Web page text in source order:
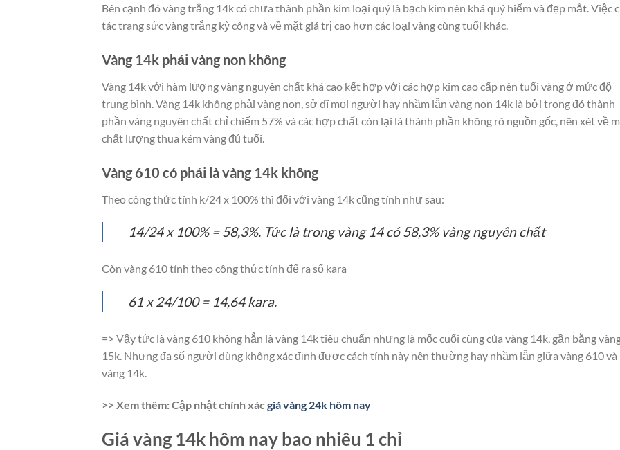
Bên cạnh đó vàng trắng 14k có chưa thành phần kim loại quý là bạch kim nên khá quý hiếm và đẹp mắt. Việc
tác trang sức vàng trắng kỳ công và về mặt giá trị cao hơn các loại vàng cùng tuổi khác.
Vàng 14k phải vàng non không
Vàng 14k với hàm lượng vàng nguyên chất khá cao kết hợp với các hợp kim cao cấp nên tuổi vàng ở mức độ
trung bình. Vàng 14k không phải vàng non, sở dĩ mọi người hay nhầm lẫn vàng non 14k là bởi trong đó thành
phần vàng nguyên chất chỉ chiếm 57% và các hợp chất còn lại là thành phần không rõ nguồn gốc, nên xét về
chất lượng thua kém vàng đủ tuổi.
Vàng 610 có phải là vàng 14k không
Theo công thức tính k/24 x 100% thì đối với vàng 14k cũng tính như sau:
14/24 x 100% = 58,3%. Tức là trong vàng 14 có 58,3% vàng nguyên chất
Còn vàng 610 tính theo công thức tính để ra số kara
61 x 24/100 = 14,64 kara.
=> Vậy tức là vàng 610 không hẳn là vàng 14k tiêu chuẩn nhưng là mốc cuối cùng của vàng 14k, gần bằng
15k. Nhưng đa số người dùng không xác định được cách tính này nên thường hay nhầm lẫn giữa vàng 610 và
vàng 14k.
>> Xem thêm: Cập nhật chính xácgiá vàng 24k hôm nay
Giá vàng 14k hôm nay bao nhiêu 1 chỉ